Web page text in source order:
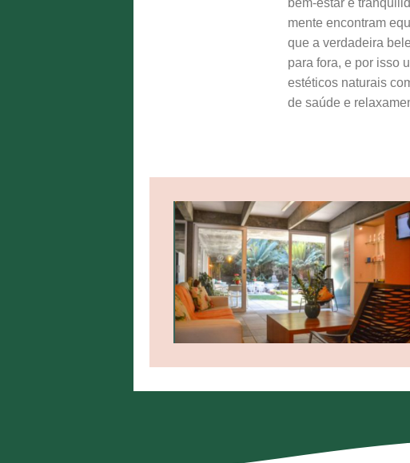
mente encontram
que a verdadeira
para fora, e por isso
estéticos naturais
de saúde e